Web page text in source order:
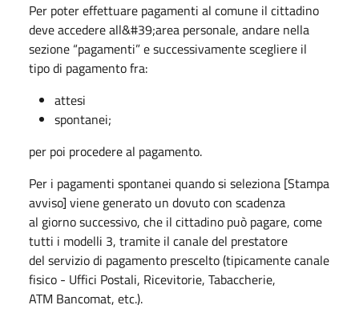
Per poter effettuare pagamenti al comune il cittadino
deve accedere all&#39;area personale, andare nella
sezione “pagamenti” e successivamente scegliere il
tipo di pagamento fra:
attesi
spontanei;
per poi procedere al pagamento.
Per i pagamenti spontanei quando si seleziona [Stampa
avviso] viene generato un dovuto con scadenza
al giorno successivo, che il cittadino può pagare, come
tutti i modelli 3, tramite il canale del prestatore
del servizio di pagamento prescelto (tipicamente canale
fisico - Uffici Postali, Ricevitorie, Tabaccherie,
ATM Bancomat, etc.).